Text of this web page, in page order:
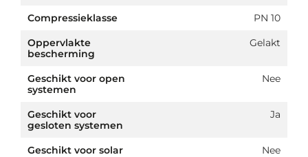
Compressieklasse
PN 10
Oppervlakte
bescherming
Gelakt
Geschikt voor open
systemen
Nee
Geschikt voor
gesloten systemen
Ja
Geschikt voor solar
Nee